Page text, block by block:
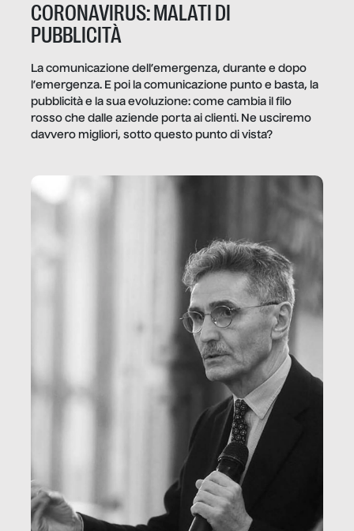
CORONAVIRUS: MALATI DI
PUBBLICITÀ
La comunicazione dell’emergenza, durante e dopo
l’emergenza. E poi la comunicazione punto e basta, la
pubblicità e la sua evoluzione: come cambia il filo
rosso che dalle aziende porta ai clienti. Ne usciremo
davvero migliori, sotto questo punto di vista?